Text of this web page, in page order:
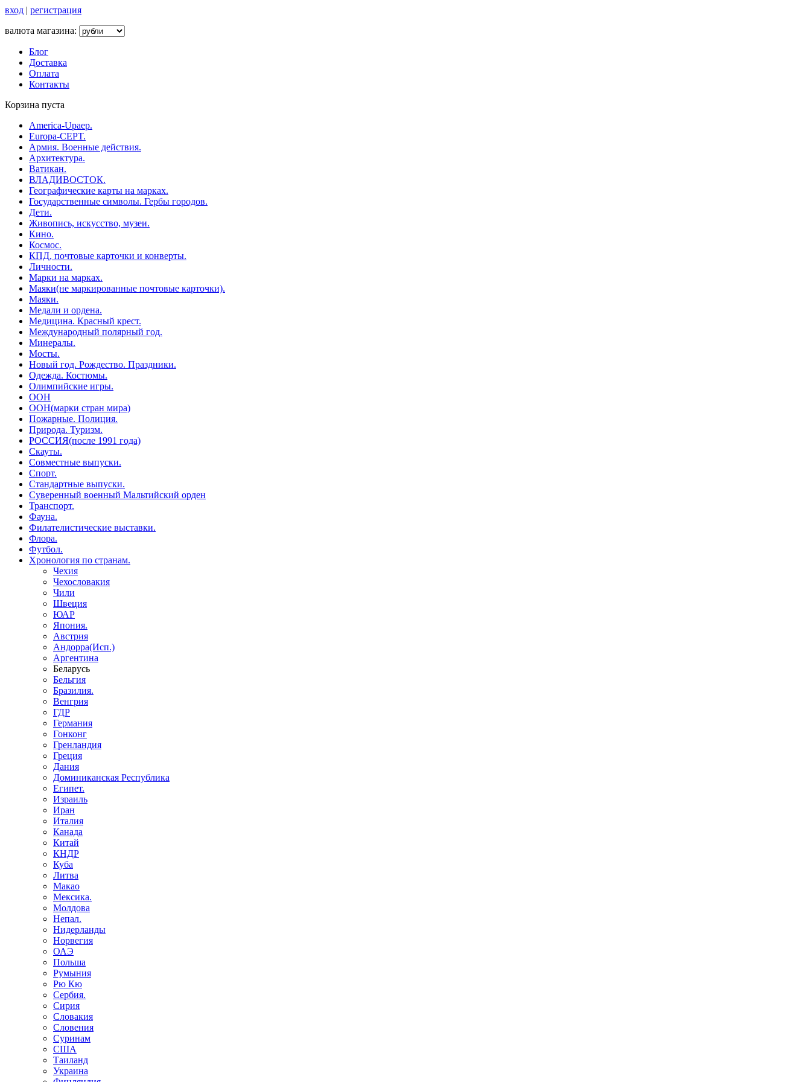
вход | регистрация
валюта магазина:
Блог
Доставка
Оплата
Контакты
Корзина пуста
America-Upaep.
Europa-CEPT.
Армия. Военные действия.
Архитектура.
Ватикан.
ВЛАДИВОСТОК.
Географические карты на марках.
Государственные символы. Гербы городов.
Дети.
Живопись, искусство, музеи.
Кино.
Космос.
КПД, почтовые карточки и конверты.
Личности.
Марки на марках.
Маяки(не маркированные почтовые карточки).
Маяки.
Медали и ордена.
Медицина. Красный крест.
Международный полярный год.
Минералы.
Мосты.
Новый год. Рождество. Праздники.
Одежда. Костюмы.
Олимпийские игры.
ООН
ООН(марки стран мира)
Пожарные. Полиция.
Природа. Туризм.
РОССИЯ(после 1991 года)
Скауты.
Совместные выпуски.
Спорт.
Стандартные выпуски.
Суверенный военный Мальтийский орден
Транспорт.
Фауна.
Филателистические выставки.
Флора.
Футбол.
Хронология по странам.
Чехия
Чехословакия
Чили
Швеция
ЮАР
Япония.
Австрия
Андорра(Исп.)
Аргентина
Беларусь
Бельгия
Бразилия.
Венгрия
ГДР
Германия
Гонконг
Гренландия
Греция
Дания
Доминиканская Республика
Египет.
Израиль
Иран
Италия
Канада
Китай
КНДР
Куба
Литва
Макао
Мексика.
Молдова
Непал.
Нидерланды
Норвегия
ОАЭ
Польша
Румыния
Рю Кю
Сербия.
Сирия
Словакия
Словения
Суринам
США
Таиланд
Украина